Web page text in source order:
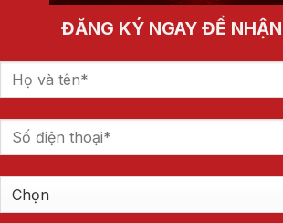
ĐĂNG KÝ NGAY ĐỂ